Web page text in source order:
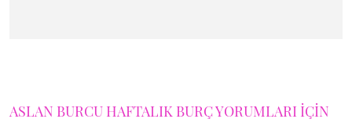
ASLAN BURCU HAFTALIK BURÇ YORUMLARI İÇİN